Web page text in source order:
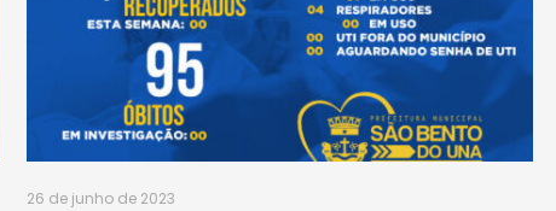
26 de junho de 2023